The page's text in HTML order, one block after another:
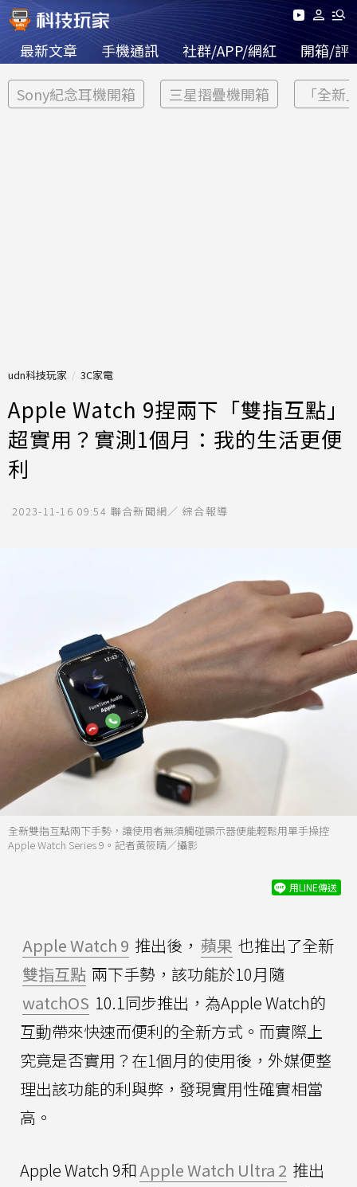
最新文章 手機通訊 社群/APP/網紅 開箱/評
Sony紀念耳機開箱 三星摺疊機開箱 「全新
udn科技玩家 3C家電
Apple Watch 9捏兩下「雙指互點」
超實用？實測1個月：我的生活更便
利
2023-11-16 09:54 聯合新聞網／ 綜合報導
全新雙指互點兩下手勢，讓使用者無須觸碰顯示器便能輕鬆用單手操控
Apple Watch Series 9。記者黃筱晴／攝影
用LINE傳送
Apple Watch 9 推出後， 蘋果 也推出了全新
雙指互點 兩下手勢，該功能於10月隨
watchOS 10.1同步推出，為Apple Watch的
互動帶來快速而便利的全新方式。而實際上
究竟是否實用？在1個月的使用後，外媒便整
理出該功能的利與弊，發現實用性確實相當
高。
Apple Watch 9和Apple Watch Ultra 2 推出